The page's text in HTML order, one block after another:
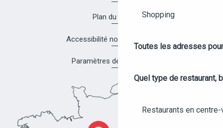
Shopping
Toutes les adresses
Quel type de restaurant,
Restaurants en
Plan du site
Accessibilité non conforme
Paramètres des cookies